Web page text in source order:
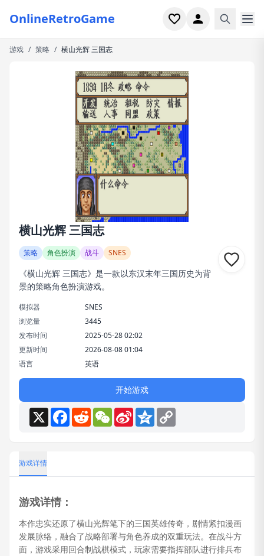
OnlineRetroGame
首页
游戏专题
最近玩过
游戏 / 策略 / 横山光辉 三国志
横山光辉 三国志
策略 角色扮演 战斗 SNES
《横山光辉 三国志》是一款以东汉末年三国历史为背
景的策略角色扮演游戏。
模拟器
SNES
浏览量
3445
发布时间
2025-05-28 02:02
更新时间
2026-08-08 01:04
语言
英语
开始游戏
X Facebook
RedditWeChat
Sina
Weibo
Qzone
游戏详情
游戏详情：
本作忠实还原了横山光辉笔下的三国英雄传奇，剧情紧扣漫画
发展脉络，融合了战略部署与角色养成的双重玩法。在战斗方
面，游戏采用回合制战棋模式，玩家需要指挥部队进行排兵布